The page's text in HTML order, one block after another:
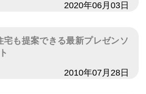
2020年06月03日
宅も提案できる最新プレゼンソ
2010年07月28日